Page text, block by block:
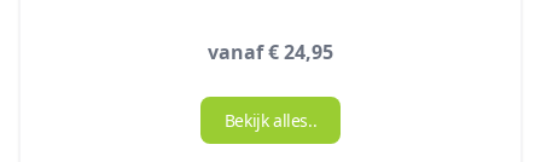
vanaf € 24,95
Bekijk alles..